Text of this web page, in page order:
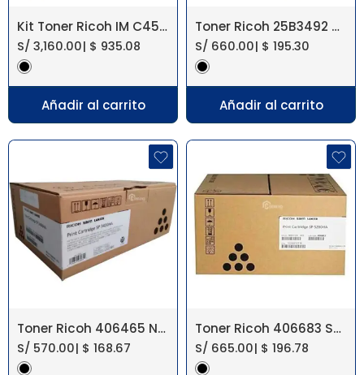
Kit Toner Ricoh IM C4510/IM C6010
S/ 3,160.00| $ 935.08
Añadir al carrito
Toner Ricoh 25B3492 Negro M 400, M 400FW
S/ 660.00| $ 195.30
Añadir al carrito
Toner Ricoh 406465 Negro SP 3410/3510
S/ 570.00| $ 168.67
Toner Ricoh 406683 SP 5200/5210 19KPG
S/ 665.00| $ 196.78